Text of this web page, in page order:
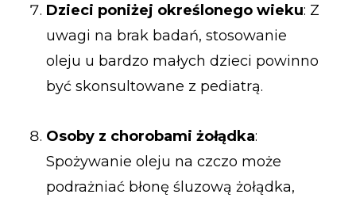
Dzieci poniżej określonego wieku: Z
uwagi na brak badań, stosowanie
oleju u bardzo małych dzieci powinno
być skonsultowane z pediatrą.
Osoby z chorobami żołądka:
Spożywanie oleju na czczo może
podrażniać błonę śluzową żołądka,